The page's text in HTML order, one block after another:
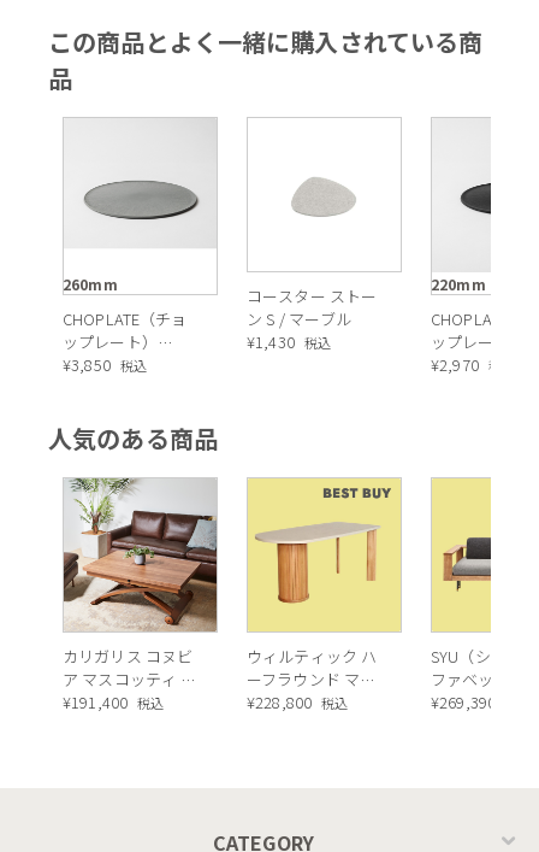
この商品とよく一緒に購入されている商
品
260mm
CHOPLATE（チョ
ップレート）
（GREY）26cm
¥3,850 税込
コースター ストー
ン S / マーブル
¥1,430 税込
220mm
CHOPLATE（
ップレート）
（BLACK）
¥2,970 税込
人気のある商品
カリガリス コヌビ
ア マスコッティ 伸
長・昇降式テーブ
¥191,400 税込
ウィルティック ハ
ーフラウンド マテ
ィエラ塗装 ダイニ
¥228,800 税込
SYU（シュウ
ファベッド（
ュラル）
¥269,390
CATEGORY